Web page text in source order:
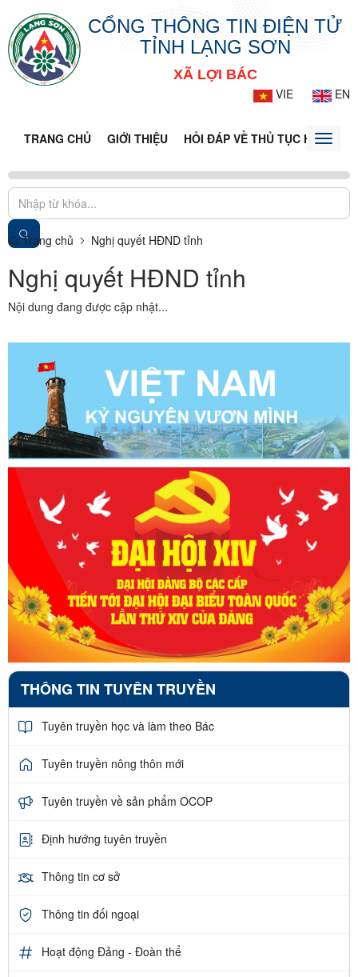
CỔNG THÔNG TIN ĐIỆN TỬ
TỈNH LẠNG SƠN
XÃ LỢI BÁC
VIE
EN
TRANG CHỦ GIỚI THIỆU HỎI ĐÁP VỀ THỦ TỤC HÀNHToggle
Trang chủ Nghị quyết HĐND tỉnh
Nghị quyết HĐND tỉnh
Nội dung đang được cập nhật...
THÔNG TIN TUYÊN TRUYỀN
Tuyên truyền học và làm theo Bác
Tuyên truyền nông thôn mới
Tuyên truyền về sản phẩm OCOP
Định hướng tuyên truyền
Thông tin cơ sở
Thông tin đối ngoại
Hoạt động Đảng - Đoàn thể